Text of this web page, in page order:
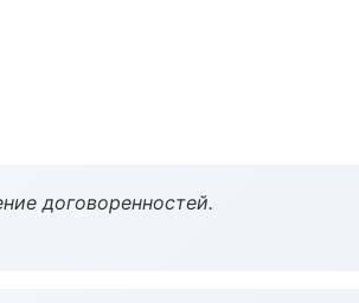
договоренностей.